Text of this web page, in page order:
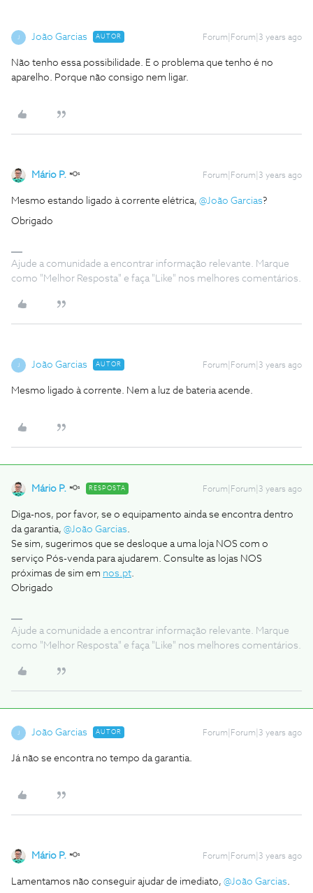
João Garcias AUTOR Forum|Forum|3 years ago
Não tenho essa possibilidade. E o problema que tenho é no
aparelho. Porque não consigo nem ligar.
Mário P. Forum|Forum|3 years ago
Mesmo estando ligado à corrente elétrica, @João Garcias?
Obrigado
Ajude a comunidade a encontrar informação relevante. Marque
como "Melhor Resposta" e faça "Like" nos melhores comentários.
João Garcias AUTOR Forum|Forum|3 years ago
Mesmo ligado à corrente. Nem a luz de bateria acende.
Mário P. RESPOSTA Forum|Forum|3 years ago
Diga-nos, por favor, se o equipamento ainda se encontra dentro
da garantia, @João Garcias.
Se sim, sugerimos que se desloque a uma loja NOS com o
serviço Pós-venda para ajudarem. Consulte as lojas NOS
próximas de sim em nos.pt.
Obrigado
Ajude a comunidade a encontrar informação relevante. Marque
como "Melhor Resposta" e faça "Like" nos melhores comentários.
João Garcias AUTOR Forum|Forum|3 years ago
Já não se encontra no tempo da garantia.
Mário P. Forum|Forum|3 years ago
Lamentamos não conseguir ajudar de imediato, @João Garcias.